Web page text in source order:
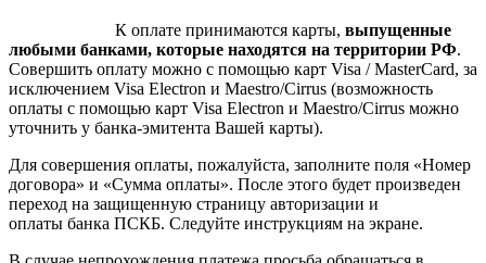
К оплате принимаются карты, выпущенные
любыми банками, которые находятся на территории РФ.
Совершить оплату можно с помощью карт Visa / MasterCard, за
исключением Visa Electron и Maestro/Cirrus (возможность
оплаты с помощью карт Visa Electron и Maestro/Cirrus можно
уточнить у банка-эмитента Вашей карты).
Для совершения оплаты, пожалуйста, заполните поля «Номер
договора» и «Сумма оплаты». После этого будет произведен
переход на защищенную страницу авторизации и
оплаты банка ПСКБ. Следуйте инструкциям на экране.